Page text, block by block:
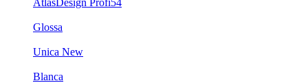
Glossa
Unica New
Blanca